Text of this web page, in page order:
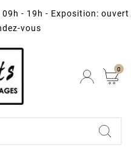
09h - 19h - Exposition: ouvert
vous
0